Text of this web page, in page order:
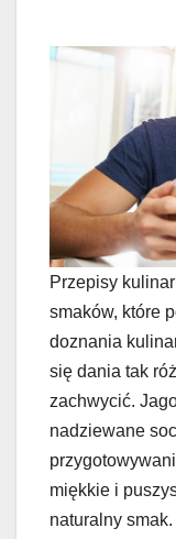
Przepisy
smaków, które
doznania
się dania tak
zachwycić.
nadziewane
miękkie i
naturalny